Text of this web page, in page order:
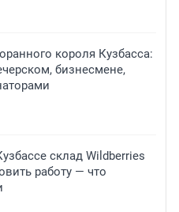
короля Кузбасса:
бизнесмене,
склад Wildberries
работу — что